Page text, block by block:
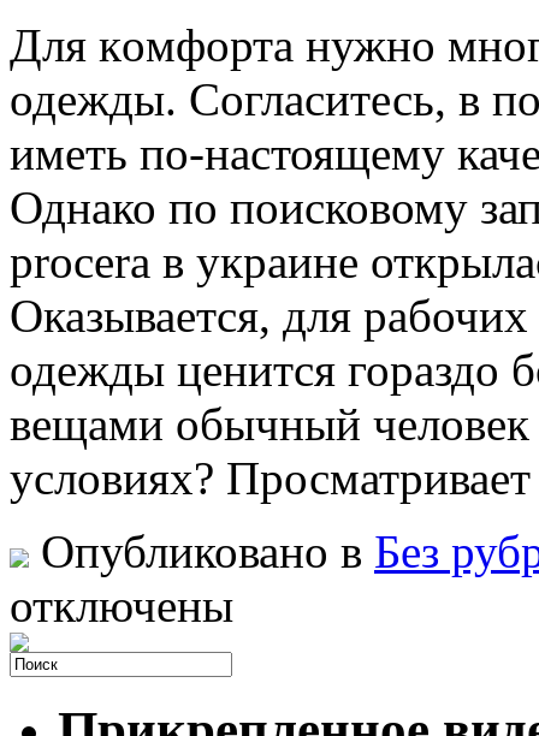
Для кoмфoртa нужнo
одежды. Согласитесь, в
иметь по-настоящему
Однако по поисковому
procera в украине
Оказывается, для
одежды ценится гораздо
вещами обычный
условиях?
Опубликовано в Без
отключены